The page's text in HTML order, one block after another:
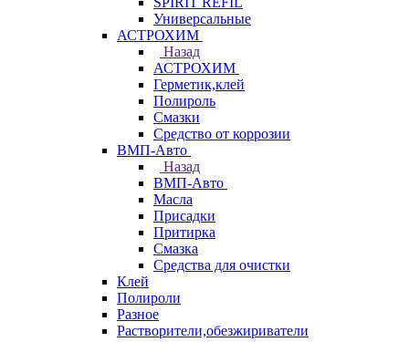
Универсальные
АСТРОХИМ
Назад
АСТРОХИМ
Герметик,клей
Полироль
Смазки
Средство от коррозии
ВМП-Авто
Назад
ВМП-Авто
Масла
Присадки
Притирка
Смазка
Средства для очистки
Клей
Полироли
Разное
Растворители,обезжириватели